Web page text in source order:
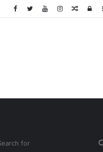
Log
Random